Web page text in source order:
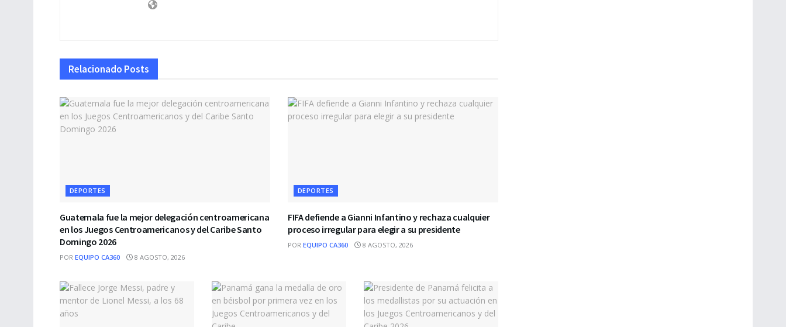
Relacionado Posts
DEPORTES
Guatemala fue la mejor delegación centroamericana
en los Juegos Centroamericanos y del Caribe Santo
Domingo 2026
POR EQUIPO CA360 8 AGOSTO, 2026
DEPORTES
FIFA defiende a Gianni Infantino y rechaza cualquier
proceso irregular para elegir a su presidente
POR EQUIPO CA360 8 AGOSTO, 2026